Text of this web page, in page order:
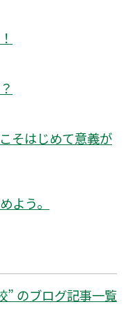
そはじめて意義が
よう。
” のブログ記事一覧